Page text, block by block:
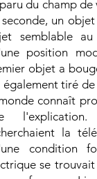
du champ de
un
semblable
position
objet a
également tiré
connaît
la
condition
se